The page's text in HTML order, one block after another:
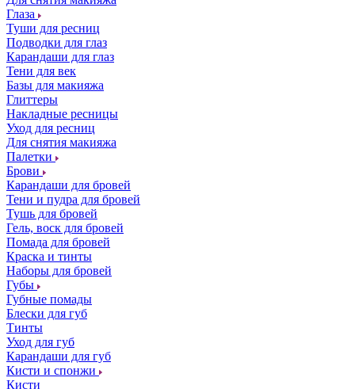
Глаза
Туши для ресниц
Подводки для глаз
Карандаши для глаз
Тени для век
Базы для макияжа
Глиттеры
Накладные ресницы
Уход для ресниц
Для снятия макияжа
Палетки
Брови
Карандаши для бровей
Тени и пудра для бровей
Тушь для бровей
Гель, воск для бровей
Помада для бровей
Краска и тинты
Наборы для бровей
Губы
Губные помады
Блески для губ
Тинты
Уход для губ
Карандаши для губ
Кисти и спонжи
Кисти